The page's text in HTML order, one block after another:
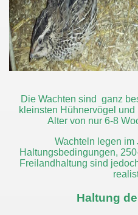
Die Wachten sind ganz
kleinsten Hühnervögel
Alter von nur 6-8
Wachteln legen im
Haltungsbedingungen,
Freilandhaltung sind
Haltung